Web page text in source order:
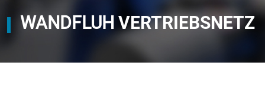
WANDFLUH VERTRIEBSNETZ